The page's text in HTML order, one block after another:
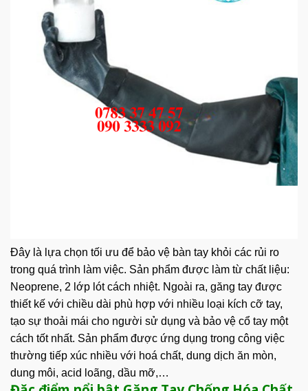
Đây là lựa chọn tối ưu để bảo vệ bàn tay khỏi các rủi ro
trong quá trình làm việc. Sản phẩm được làm từ chất liệu:
Neoprene, 2 lớp lót cách nhiệt. Ngoài ra, găng tay được
thiết kế với chiều dài phù hợp với nhiều loại kích cỡ tay,
tạo sự thoải mái cho người sử dụng và bảo vệ cổ tay một
cách tốt nhất. Sản phẩm được ứng dụng trong công việc
thường tiếp xúc nhiều với hoá chất, dung dịch ăn mòn,
dung môi, acid loãng, dầu mỡ,…